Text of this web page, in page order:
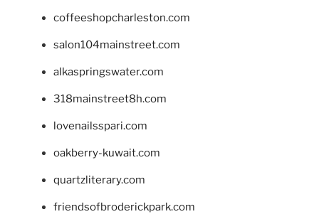
coffeeshopcharleston.com
salon104mainstreet.com
alkaspringswater.com
318mainstreet8h.com
lovenailsspari.com
oakberry-kuwait.com
quartzliterary.com
friendsofbroderickpark.com